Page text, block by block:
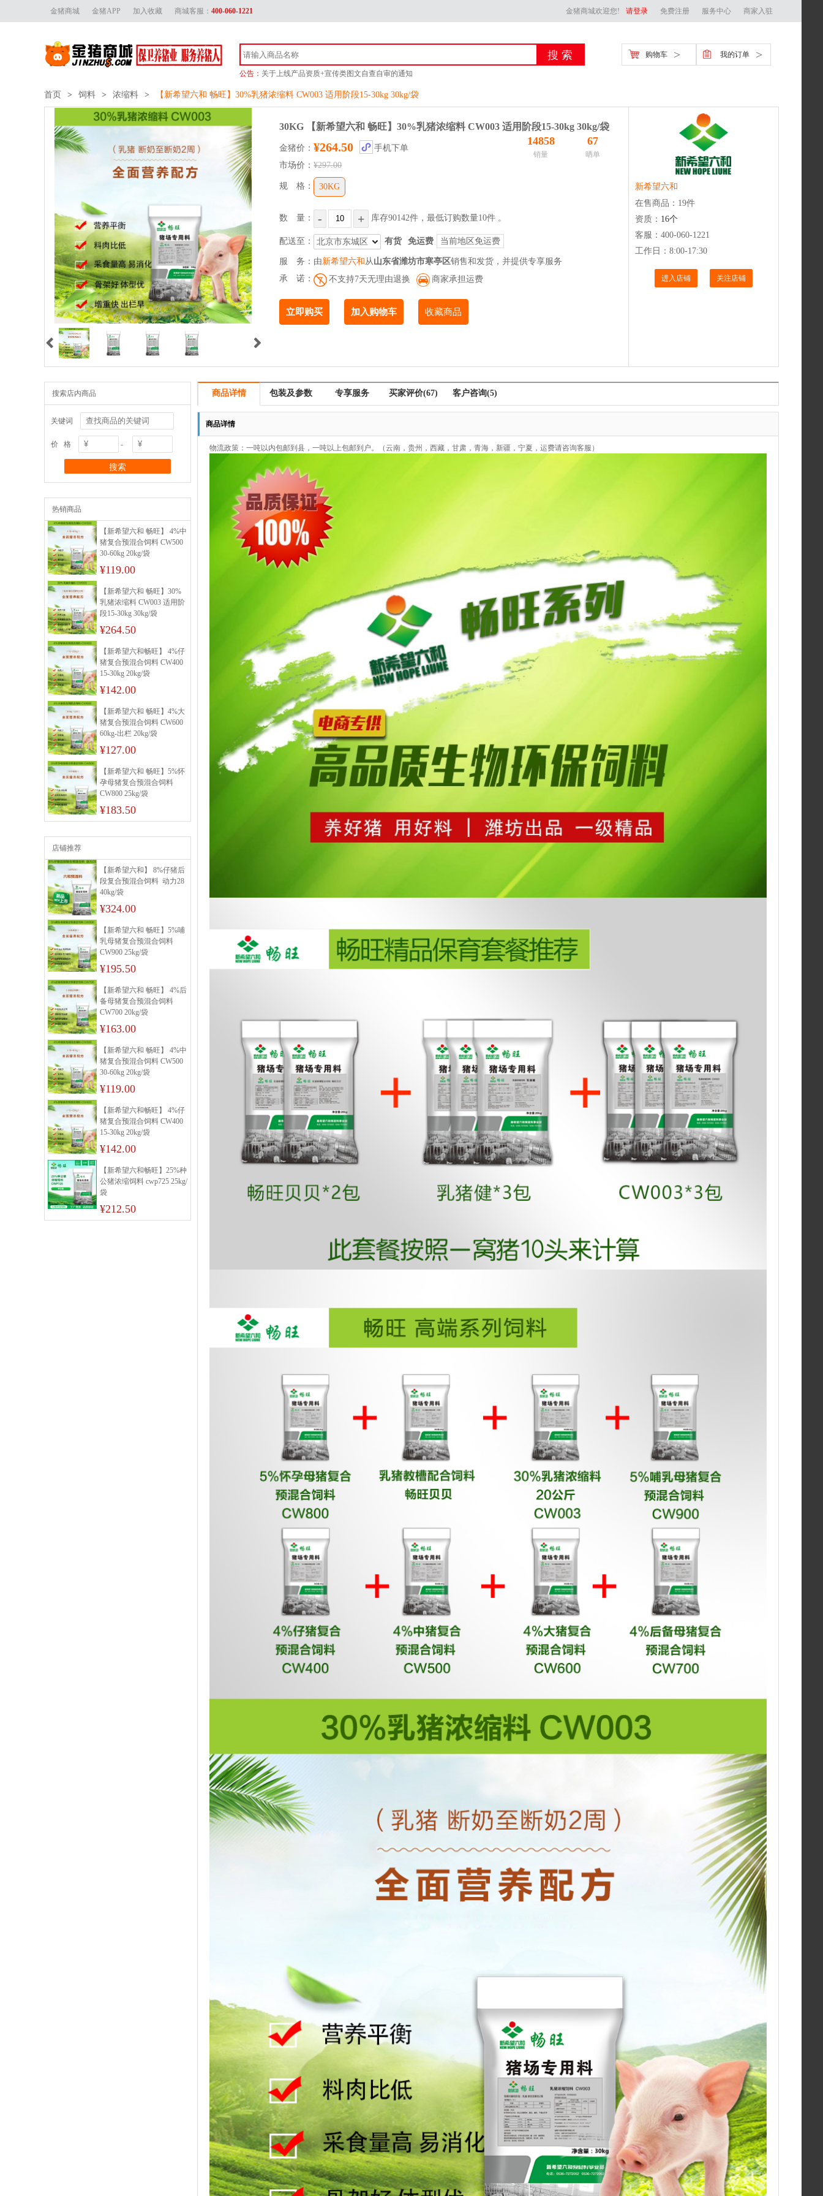
金猪商城 金猪APP 加入收藏 商城客服： 400-060-1221 金猪商城欢迎您! 请登录 免费注册 服务中心 商家入驻
公告： 关于上线产品资质+宣传类图文自查自审的通知
金猪官方客服联系方式
金猪商城上线产品审核的通知 附新广告法「1 - 29禁」
关于供应商上传企业资质公告
购物车 > 我的订单 >
首页 > 饲料 > 浓缩料 > 【新希望六和 畅旺】30%乳猪浓缩料 CW003 适用阶段15-30kg 30kg/袋
 
30KG 【新希望六和 畅旺】30%乳猪浓缩料 CW003 适用阶段15-30kg 30kg/袋
金猪价： ¥264.50 手机下单
14858
销量
67
晒单
市场价：¥297.00
规 格： 30KG
数 量： - + 库存90142件，最低订购数量10件 。
配送至： 北京市东城区 有货 免运费 当前地区免运费
服 务： 由新希望六和 从山东省潍坊市寒亭区销售和发货，并提供专享服务
承 诺：
不支持7天无理由退换 商家承担运费
立即购买 加入购物车 收藏商品
新希望六和
在售商品： 19件
资质： 16个
客服：400-060-1221
工作日： 8:00-17:30
进入店铺 关注店铺
搜索店内商品
关键词
价 格 -
热销商品
【新希望六和 畅旺】 4%中
猪复合预混合饲料 CW500
30-60kg 20kg/袋
¥119.00
【新希望六和 畅旺】30%
乳猪浓缩料 CW003 适用阶
段15-30kg 30kg/袋
¥264.50
【新希望六和畅旺】 4%仔
猪复合预混合饲料 CW400
15-30kg 20kg/袋
¥142.00
【新希望六和 畅旺】4%大
猪复合预混合饲料 CW600
60kg-出栏 20kg/袋
¥127.00
【新希望六和 畅旺】5%怀
孕母猪复合预混合饲料
CW800 25kg/袋
¥183.50
店铺推荐
【新希望六和】 8%仔猪后
段复合预混合饲料 动力28
40kg/袋
¥324.00
【新希望六和 畅旺】5%哺
乳母猪复合预混合饲料
CW900 25kg/袋
¥195.50
【新希望六和 畅旺】 4%后
备母猪复合预混合饲料
CW700 20kg/袋
¥163.00
【新希望六和 畅旺】 4%中
猪复合预混合饲料 CW500
30-60kg 20kg/袋
¥119.00
【新希望六和畅旺】 4%仔
猪复合预混合饲料 CW400
15-30kg 20kg/袋
¥142.00
【新希望六和畅旺】25%种
公猪浓缩饲料 cwp725 25kg/
袋
¥212.50
商品详情 包装及参数 专享服务 买家评价(67) 客户咨询(5)
商品详情
物流政策：一吨以内包邮到县，一吨以上包邮到户。（云南，贵州，西藏，甘肃，青海，新疆，宁夏，运费请咨询客服）